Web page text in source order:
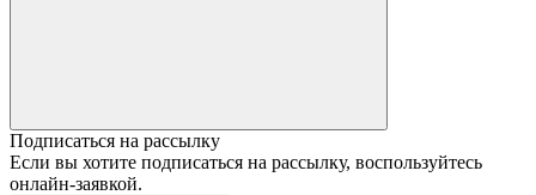
Подписаться на рассылку
Если вы хотите подписаться на рассылку, воспользуйтесь
онлайн-заявкой.